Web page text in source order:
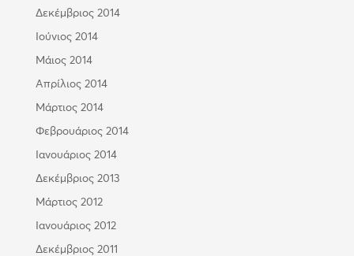
Δεκέμβριος 2014
Ιούνιος 2014
Μάιος 2014
Απρίλιος 2014
Μάρτιος 2014
Φεβρουάριος 2014
Ιανουάριος 2014
Δεκέμβριος 2013
Μάρτιος 2012
Ιανουάριος 2012
Δεκέμβριος 2011